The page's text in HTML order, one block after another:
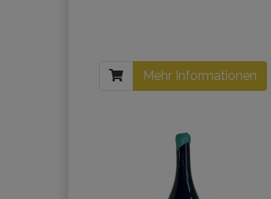
Mehr Informationen